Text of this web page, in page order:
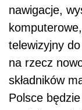
nawigacje,
telewizyjny
na rzecz
składników
Polsce